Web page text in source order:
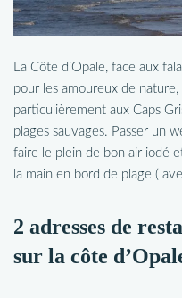
La Côte d’Opale, face aux
pour les amoureux de
particulièrement aux Caps
plages sauvages. Passer un
faire le plein de bon air iodé
la main en bord de plage (
2 adresses de
sur la côte